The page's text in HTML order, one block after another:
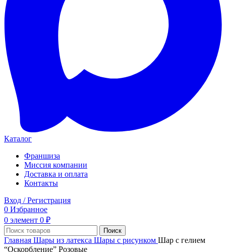
Каталог
Франшиза
Миссия компании
Доставка и оплата
Контакты
Вход / Регистрация
0 Избранное
0 элемент 0 ₽
Поиск
Главная Шары из латекса Шары с рисунком Шар с гелием
“Оскорбление” Розовые